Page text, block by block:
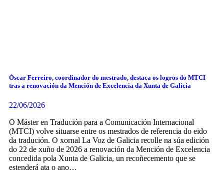
Óscar Ferreiro, coordinador do mestrado, destaca os logros do MTCI
tras a renovación da Mención de Excelencia da Xunta de Galicia
22/06/2026
O Máster en Tradución para a Comunicación Internacional
(MTCI) volve situarse entre os mestrados de referencia do eido
da tradución. O xornal La Voz de Galicia recolle na súa edición
do 22 de xuño de 2026 a renovación da Mención de Excelencia
concedida pola Xunta de Galicia, un recoñecemento que se
estenderá ata o ano…